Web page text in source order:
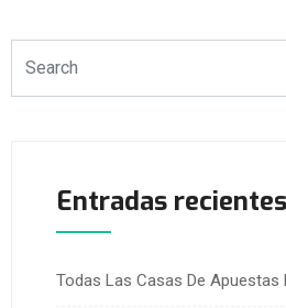
Entradas recientes
Todas Las Casas De Apuestas